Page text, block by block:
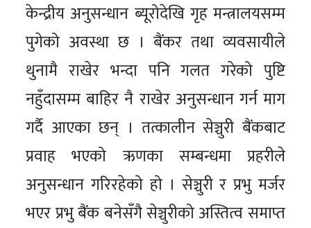
केन्द्रीय अनुसन्धान ब्यूरोदेखि गृह मन्त्रालयसम्म
पुगेको अवस्था छ । बैंकर तथा व्यवसायीले
थुनामै राखेर भन्दा पनि गलत गरेको पुष्टि
नहुँदासम्म बाहिर नै राखेर अनुसन्धान गर्न माग
गर्दै आएका छन् । तत्कालीन सेञ्चुरी बैंकबाट
प्रवाह भएको ऋणका सम्बन्धमा प्रहरीले
अनुसन्धान गरिरहेको हो । सेञ्चुरी र प्रभु मर्जर
भएर प्रभु बैंक बनेसँगै सेञ्चुरीको अस्तित्व समाप्त